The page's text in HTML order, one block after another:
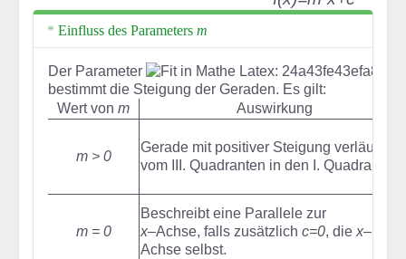
Einfluss des Parameters m
Der Parameter
bestimmt die Steigung der Geraden. Es gilt:
Wert von m Auswirkung
m > 0
Gerade mit positiver Steigung verläuft
vom III. Quadranten in den I. Quadranten.
m = 0
Beschreibt eine Parallele zur
x–Achse, falls zusätzlich c=0, die x–
Achse selbst.